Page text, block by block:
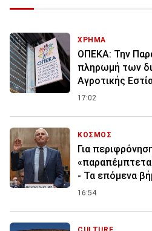
ΧΡΗΜΑ
ΟΠΕΚΑ: Την
πληρωμή των
Αγροτικής
17:02
ΚΟΣΜΟΣ
Για
- Τα επόμενα
16:54